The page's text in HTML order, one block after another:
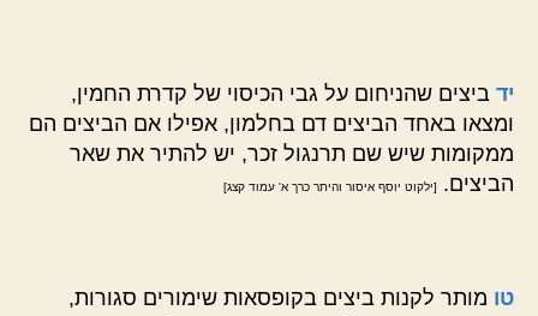
יד ביצים שהניחום על גבי הכיסוי של קדרת החמין,
ומצאו באחד הביצים דם בחלמון, אפילו אם הביצים הם
ממקומות שיש שם תרנגול זכר, יש להתיר את שאר
הביצים.
[ילקוט יוסף איסור והיתר כרך א' עמוד קצג]
טו מותר לקנות ביצים בקופסאות שימורים סגורות,